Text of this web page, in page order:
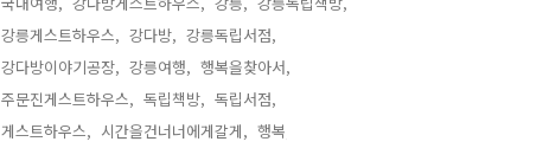
강릉게스트하우스, 강다방, 강릉독립서점,
강다방이야기공장, 강릉여행, 행복을찾아서,
주문진게스트하우스, 독립책방, 독립서점,
게스트하우스, 시간을건너너에게갈게, 행복,